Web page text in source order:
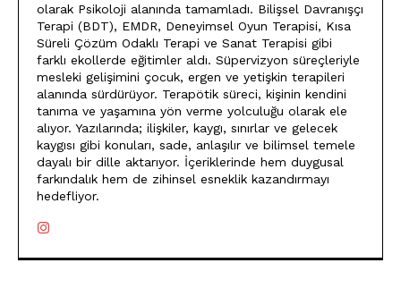
olarak Psikoloji alanında tamamladı. Bilişsel Davranışçı
Terapi (BDT), EMDR, Deneyimsel Oyun Terapisi, Kısa
Süreli Çözüm Odaklı Terapi ve Sanat Terapisi gibi
farklı ekollerde eğitimler aldı. Süpervizyon süreçleriyle
mesleki gelişimini çocuk, ergen ve yetişkin terapileri
alanında sürdürüyor. Terapötik süreci, kişinin kendini
tanıma ve yaşamına yön verme yolculuğu olarak ele
alıyor. Yazılarında; ilişkiler, kaygı, sınırlar ve gelecek
kaygısı gibi konuları, sade, anlaşılır ve bilimsel temele
dayalı bir dille aktarıyor. İçeriklerinde hem duygusal
farkındalık hem de zihinsel esneklik kazandırmayı
hedefliyor.